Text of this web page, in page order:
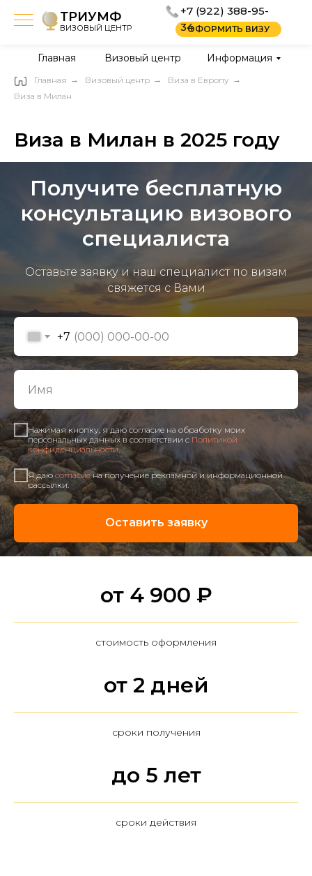
ОФОРМИТЬ ВИЗУ
+7 (922) 388-95-
34
Главная
ТРИУМФ
ВИЗОВЫЙ ЦЕНТР
Визовый центр Информация
Главная → Визовый центр → Виза в Европу →
Виза в Милан
Виза в Милан в 2025 году
Получите бесплатную
консультацию визового
специалиста
Оставьте заявку и наш специалист по визам
свяжется с Вами
+7
Нажимая кнопку, я даю согласие на обработку моих
персональных данных в соответствии с Политикой
конфиденциальности.
Я даюсогласиена получение рекламной и информационной
рассылки.
Оставить заявку
от 4 900 ₽
стоимость оформления
от 2 дней
сроки получения
до 5 лет
сроки действия